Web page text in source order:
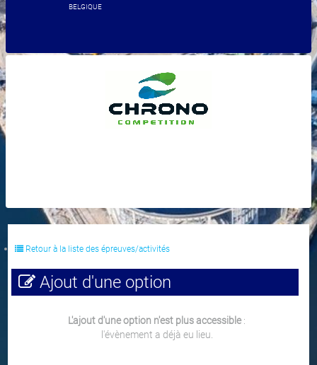
BELGIQUE
Retour à la liste des épreuves/activités
Ajout d'une option
L'ajout d'une option n'est plus accessible:
l'évènement a déjà eu lieu.